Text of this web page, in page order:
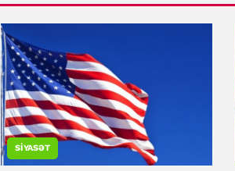
SIYASƏT